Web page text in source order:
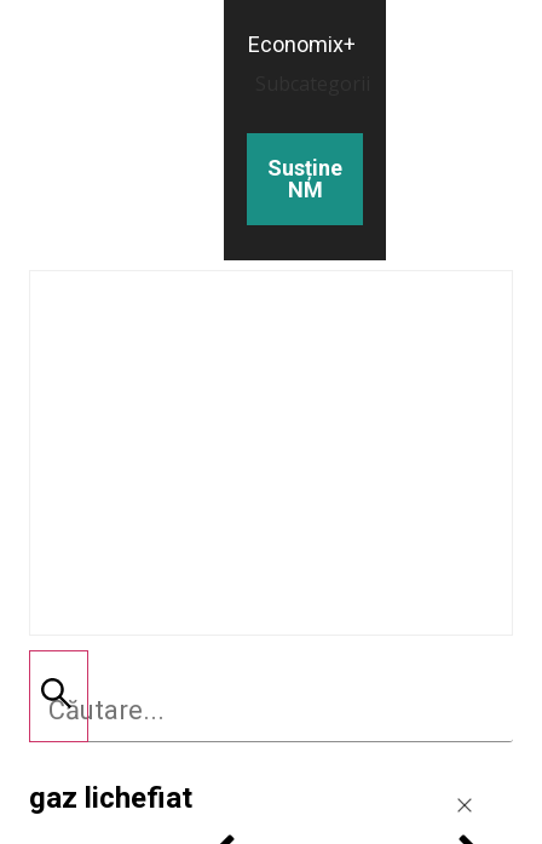
Economix+
Susține
NM
gaz lichefiat